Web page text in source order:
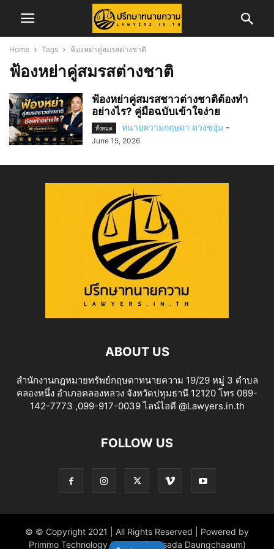
Home Tags ฟ้องหย่าคู่สมรสต่างชาติ
ฟ้องหย่าคู่สมรสต่างชาติ
ฟ้องหย่าคู่สมรสชาวต่างชาติต้องทำ
อย่างไร? คู่มือฉบับเข้าใจง่าย
ทั้งหมด ทนายความกฤษดา ดวงชอุ่ม -
June 15, 2026
ABOUT US
สำนักงานกฎหมายทรัพย์กฤษดาทนายความ 19/29 หมู่ 3 ตำบล
คลองหนึ่ง อำเภอคลองหลวง จังหวัดปทุมธานี 12120 โทร 089-
142-7773 ,099-917-0039 ไลน์ไอดี @Lawyers.in.th
FOLLOW US
© © Copyright 2021 | All Rights Reserved | Powered by
Primmo Technology Co.,Ltd. (Khitsada Daungchaaum)